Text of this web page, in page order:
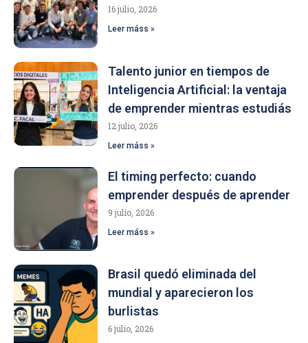
16 julio, 2026
Leer máss »
Talento junior en tiempos de
Inteligencia Artificial: la ventaja
de emprender mientras estudiás
12 julio, 2026
Leer máss »
El timing perfecto: cuando
emprender después de aprender
9 julio, 2026
Leer máss »
Brasil quedó eliminada del
mundial y aparecieron los
burlistas
6 julio, 2026